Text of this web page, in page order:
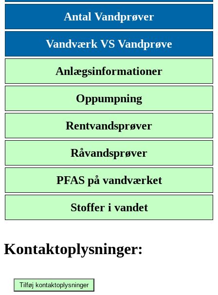
Antal Vandprøver
Vandværk VS Vandprøve
Anlægsinformationer
Oppumpning
Rentvandsprøver
Råvandsprøver
PFAS på vandværket
Stoffer i vandet
Kontaktoplysninger: